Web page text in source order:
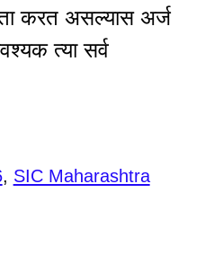
करत असल्यास अर्ज
त्या सर्व
, SIC Maharashtra